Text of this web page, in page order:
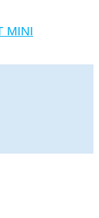
MINI